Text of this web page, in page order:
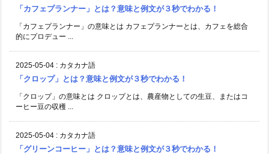
「カフェプランナー」とは？意味と例文が３秒でわかる！
「カフェプランナー」の意味とは カフェプランナーとは、カフェを総合
的にプロデュー ...
2025-05-04 : カタカナ語
「クロップ」とは？意味と例文が３秒でわかる！
「クロップ」の意味とは クロップとは、農産物としての生豆、またはコ
ーヒー豆の収穫 ...
2025-05-04 : カタカナ語
「グリーンコーヒー」とは？意味と例文が３秒でわかる！